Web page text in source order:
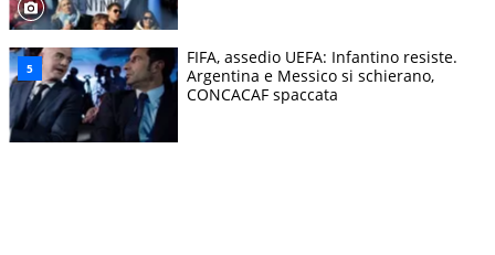
FIFA, assedio UEFA: Infantino resiste.
Argentina e Messico si schierano,
CONCACAF spaccata